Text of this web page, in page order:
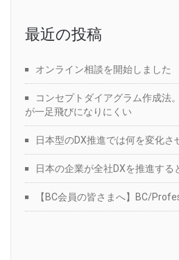
最近の投稿
オンライン相談を開始しました
コンセプトダイアグラム作成法
が一足飛びになりにくい
日本型のDX推進では何を変化さ
日本の企業が全社DXを推進する
【BC会員の皆さまへ】BC/